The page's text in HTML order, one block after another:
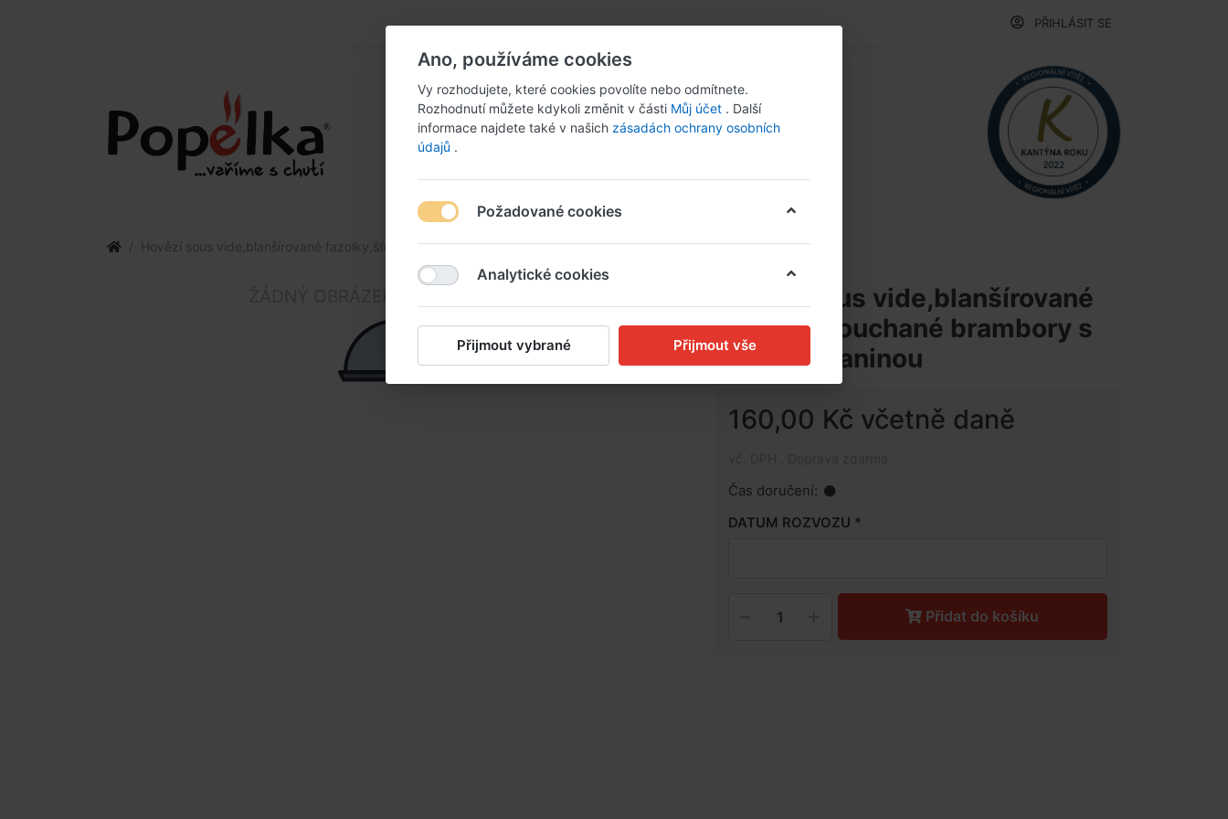
PŘIHLÁSIT SE
Hovězí sous vide,blanšírované fazolky,šťouchané brambory s jablky a slaninou
Hovězí sous vide,blanšírované
fazolky,šťouchané brambory s
jablky a slaninou
160,00 Kč včetně daně
Čas doručení:
DATUM ROZVOZU
Přidat do košíku
Ano, používáme cookies
Vy rozhodujete, které cookies povolíte nebo odmítnete.
Rozhodnutí můžete kdykoli změnit v části Můj účet . Další
informace najdete také v našich zásadách ochrany osobních
údajů .
Požadované cookies
Analytické cookies
Přijmout vybrané Přijmout vše